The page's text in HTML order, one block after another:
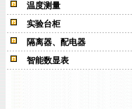
温度测量
实验台柜
隔离器、配电器
智能数显表